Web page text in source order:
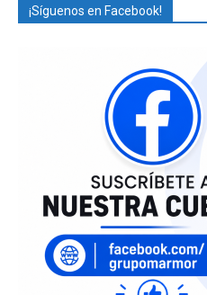
¡Síguenos en Facebook!